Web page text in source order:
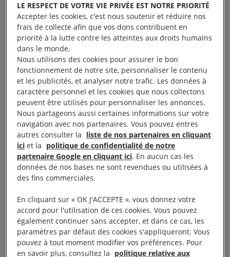
que les juridictions françaises sont incompétentes
pour enquêter et poursuivre un présumé criminel de
guerre syrien du fait de l’absence en droit syrien
d’une définition de crime contre l’humanité.
Ce principe dit de « double incrimination » a été
inséré dans le droit français en 2010 pour les seuls
crimes de guerre, crimes contre l’humanité et
génocide.
Le 5 août 2021, le ministre de la Justice expliquait
que le dispositif actuel «paraît […], au total, à la
fois équilibré et efficace
fondamental du droit international » auquel il ne
pourrait être dérogé « que de façon tout à fait
exceptionnelle, uniquement en ce qui concerne le
crime de génocide»[1].
LE RESPECT DE VOTRE VIE PRIVÉE EST NOTRE PRIORITÉ
Accepter les cookies, c'est nous soutenir et réduire nos
frais de collecte afin que vos dons contribuent en
priorité à la lutte contre les atteintes aux droits humains
dans le monde.
Nous utilisons des cookies pour assurer le bon
fonctionnement de notre site, personnaliser le contenu
et les publicités, et analyser notre trafic. Les données à
caractère personnel et les cookies que nous collectons
peuvent être utilisés pour personnaliser les annonces.
Nous partageons aussi certaines informations sur votre
navigation avec nos partenaires. Vous pouvez entres
autres consulter la liste de nos partenaires en cliquant
ici et la politique de confidentialité de notre
partenaire Google en cliquant ici. En aucun cas les
données de nos bases ne sont revendues ou utilisées à
des fins commerciales.
En cliquant sur « OK J'ACCEPTE », vous donnez votre
accord pour l'utilisation de ces cookies. Vous pouvez
également continuer sans accepter, et dans ce cas, les
paramètres par défaut des cookies s'appliqueront. Vous
pouvez à tout moment modifier vos préférences. Pour
en savoir plus, consultez la politique relative aux